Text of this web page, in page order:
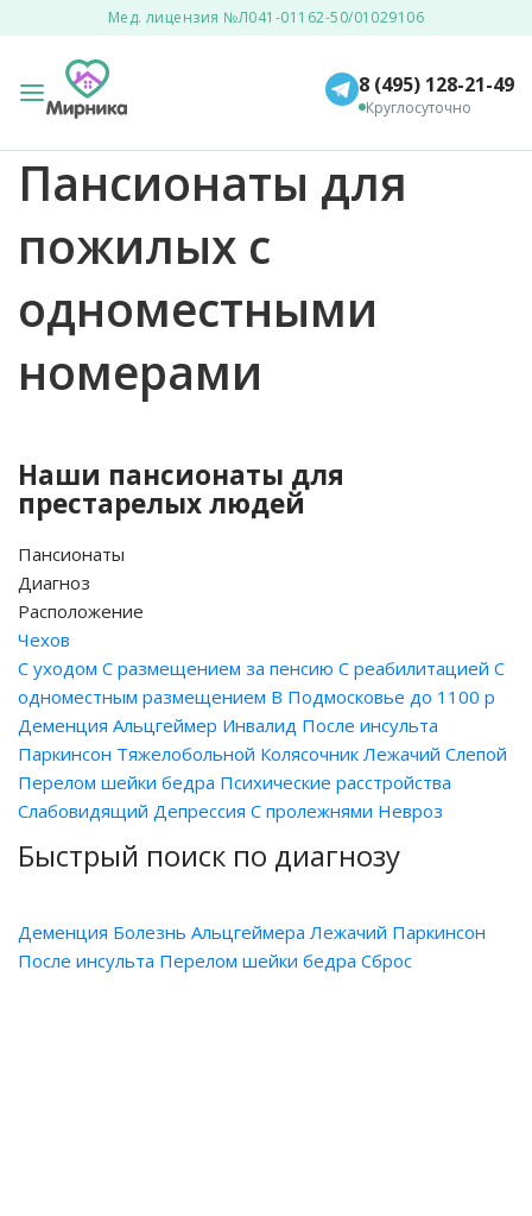
Мед. лицензия №Л041-01162-50/01029106
8 (495) 128-21-49
Круглосуточно
Пансионаты для
пожилых с
одноместными
номерами
Наши пансионаты для
престарелых людей
Пансионаты
Диагноз
Расположение
Чехов
С уходом С размещением за пенсию С реабилитацией С
одноместным размещением В Подмосковье до 1100 р
Деменция Альцгеймер Инвалид После инсульта
Паркинсон Тяжелобольной Колясочник Лежачий Слепой
Перелом шейки бедра Психические расстройства
Слабовидящий Депрессия С пролежнями Невроз
Быстрый поиск по диагнозу
Деменция Болезнь Альцгеймера Лежачий Паркинсон
После инсульта Перелом шейки бедра Сброс